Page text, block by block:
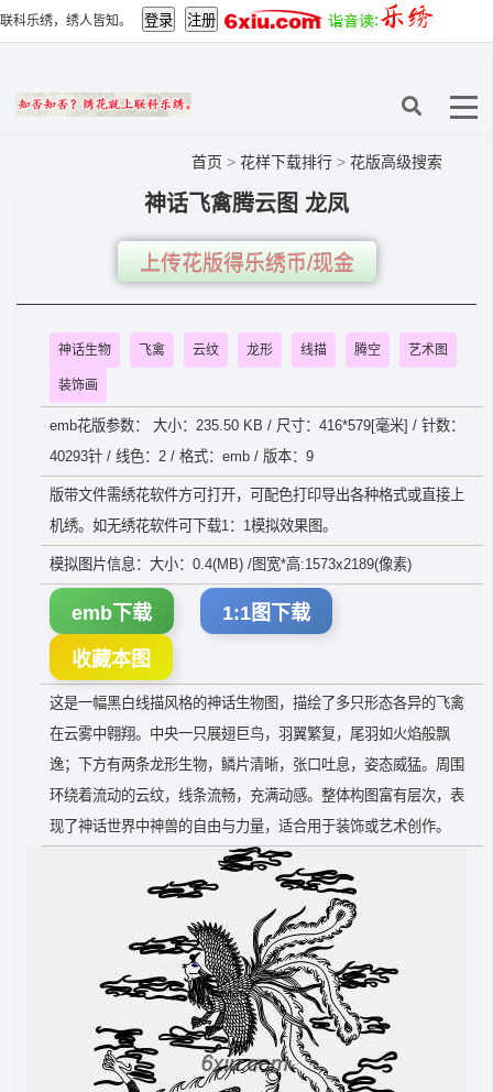
联科乐绣，绣人皆知。
首页 > 花样下载排行 > 花版高级搜索
神话飞禽腾云图 龙凤
上传花版得乐绣币/现金
神话生物 飞禽 云纹 龙形 线描 腾空 艺术图
装饰画
emb花版参数： 大小：235.50 KB / 尺寸：416*579[毫米] / 针数：
40293针 / 线色：2 / 格式：emb / 版本：9
版带文件需绣花软件方可打开，可配色打印导出各种格式或直接上
机绣。如无绣花软件可下载1：1模拟效果图。
模拟图片信息：大小：0.4(MB) /图宽*高:1573x2189(像素)
emb下载 1:1图下载
收藏本图
这是一幅黑白线描风格的神话生物图，描绘了多只形态各异的飞禽
在云雾中翱翔。中央一只展翅巨鸟，羽翼繁复，尾羽如火焰般飘
逸；下方有两条龙形生物，鳞片清晰，张口吐息，姿态威猛。周围
环绕着流动的云纹，线条流畅，充满动感。整体构图富有层次，表
现了神话世界中神兽的自由与力量，适合用于装饰或艺术创作。